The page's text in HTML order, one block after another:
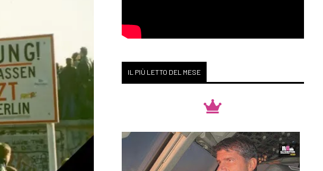
IL PIÙ LETTO DEL MESE